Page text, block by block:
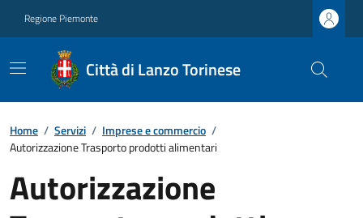
Regione Piemonte
Città di Lanzo Torinese
Home / Servizi / Imprese e commercio /
Autorizzazione Trasporto prodotti alimentari
Autorizzazione